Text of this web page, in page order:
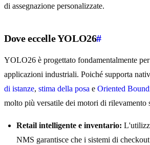
di assegnazione personalizzate.
Dove eccelle YOLO26#
YOLO26 è progettato fondamentalmente
applicazioni industriali. Poiché supporta
di istanze, stima della posa e Oriented
molto più versatile dei motori di rilevamento
Retail intelligente e inventario:
NMS garantisce che i sistemi di